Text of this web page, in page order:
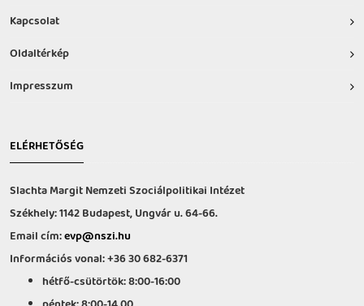
Kapcsolat
Oldaltérkép
Impresszum
ELÉRHETŐSÉG
Slachta Margit Nemzeti Szociálpolitikai Intézet
Székhely: 1142 Budapest, Ungvár u. 64-66.
Email cím:evp@nszi.hu
Információs vonal: +36 30 682-6371
hétfő-csütörtök: 8:00-16:00